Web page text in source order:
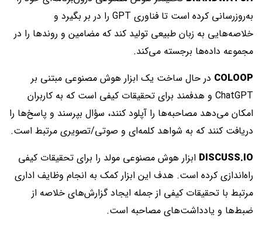
به‌روزرسانی کرده است تا فناوری GPT را در بر بگیرد و
خلاصه‌هایی به زبان طبیعی تولید کند که مضامین و روندها را در
مجموعه داده‌ها برجسته می‌کند.
COLOOP در حال ساخت یک ابزار هوش مصنوعی مبتنی بر
ChatGPT و هدفمند برای تحقیقات کیفی است که به کاربران
امکان می‌دهد مصاحبه‌ها را آپلود کنند، سؤال بپرسند و پاسخ‌ها را
دریافت کنند که به شواهد کلمه‌ای و صوتی/تصویری مرتبط است.
DISCUSS.IO ابزار هوش مصنوعی مولد را برای تحقیقات کیفی
راه‌اندازی کرده است. هدف این ابزار کمک به انجام وظایف اداری
مرتبط با تحقیقات کیفی از جمله ایجاد گزارش‌های خلاصه از
ضبط‌ها و یادداشت‌های مصاحبه است.